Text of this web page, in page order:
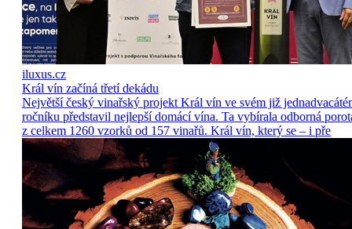
iluxus.cz
Král vín začíná třetí dekádu
Největší český vinařský projekt Král vín ve svém již
ročníku představil nejlepší domácí vína. Ta vybírala odborná
z celkem 1260 vzorků od 157 vinařů. Král vín, který se – i pře